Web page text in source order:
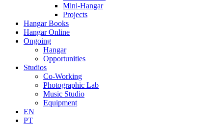
Mini-Hangar
Projects
Hangar Books
Hangar Online
Ongoing
Hangar
Opportunities
Studios
Co-Working
Photographic Lab
Music Studio
Equipment
EN
PT